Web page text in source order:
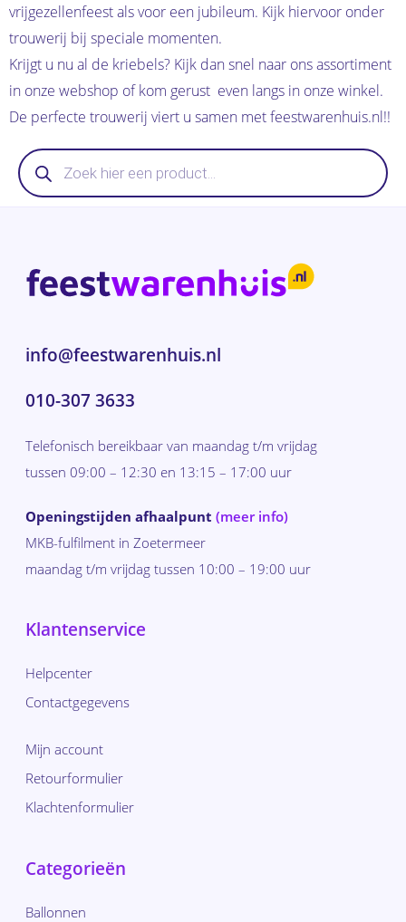
vrijgezellenfeest als voor een jubileum. Kijk hiervoor onder
trouwerij bij speciale momenten.
Krijgt u nu al de kriebels? Kijk dan snel naar ons assortiment
in onze webshop of kom gerust even langs in onze winkel.
De perfecte trouwerij viert u samen met feestwarenhuis.nl!!
Producten
zoeken
info@feestwarenhuis.nl
010-307 3633
Telefonisch bereikbaar van maandag t/m vrijdag
tussen 09:00 – 12:30 en 13:15 – 17:00 uur
Openingstijden afhaalpunt (meer info)
MKB-fulfilment in Zoetermeer
maandag t/m vrijdag tussen 10:00 – 19:00 uur
Klantenservice
Helpcenter
Contactgegevens
Mijn account
Retourformulier
Klachtenformulier
Categorieën
Ballonnen